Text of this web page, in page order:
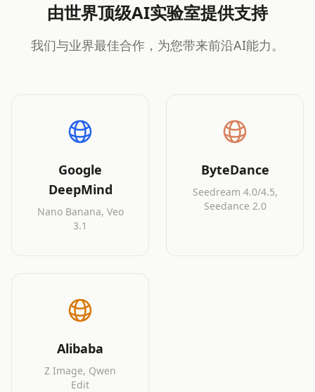
由世界顶级AI实验室提供支持
我们与业界最佳合作，为您带来前沿AI能力。
Google
DeepMind
Nano Banana, Veo
3.1
ByteDance
Seedream 4.0/4.5,
Seedance 2.0
Alibaba
Z Image, Qwen
Edit